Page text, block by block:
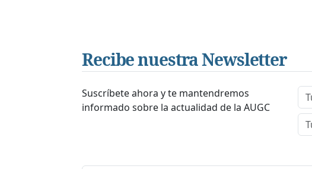
Recibe nuestra Newsletter
Suscríbete ahora y te mantendremos
informado sobre la actualidad de la AUGC